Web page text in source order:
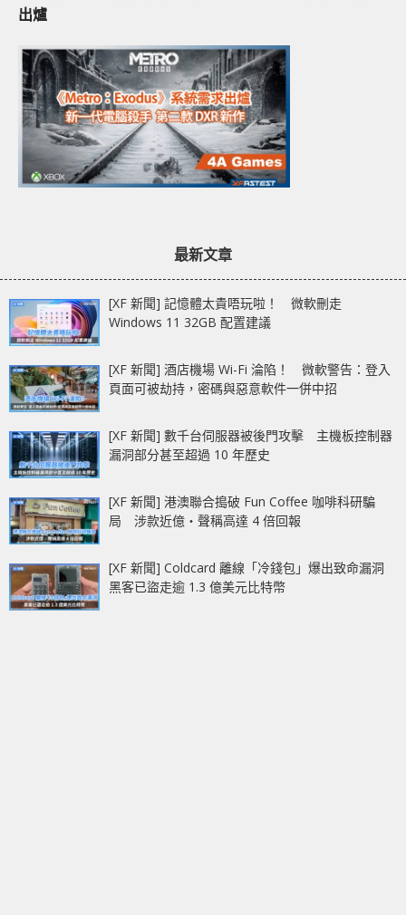
出爐
最新文章
[XF 新聞] 記憶體太貴唔玩啦！ 微軟刪走
Windows 11 32GB 配置建議
[XF 新聞] 酒店機場 Wi-Fi 淪陷！ 微軟警告：登入
頁面可被劫持，密碼與惡意軟件一併中招
[XF 新聞] 數千台伺服器被後門攻擊 主機板控制器
漏洞部分甚至超過 10 年歷史
[XF 新聞] 港澳聯合搗破 Fun Coffee 咖啡科研騙
局 涉款近億‧聲稱高達 4 倍回報
[XF 新聞] Coldcard 離線「冷錢包」爆出致命漏洞
黑客已盜走逾 1.3 億美元比特幣